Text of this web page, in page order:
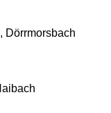
Dörrmorsbach